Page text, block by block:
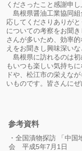
くださったこと感謝申し
島根県醤油工業協同組
応してくださりありが
についての考察をお聞
さんが多いため、効率
えをお聞きし興味深いな
島根県に訪れるのは初
もいつも楽しい気持ち
ドや、松江市の栄えな
いものです。皆さんにぜ
参考資料
・全国漬物探訪 「中
会 平成5年7月1日